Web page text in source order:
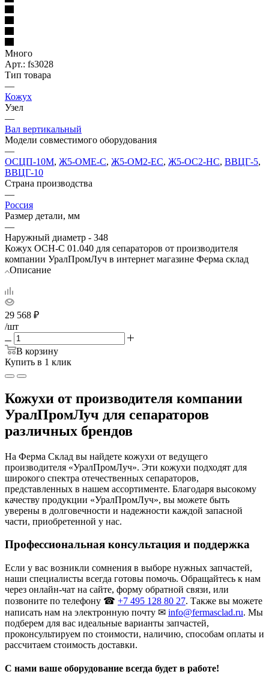
Много
Арт.: fs3028
Тип товара
—
Кожух
Узел
—
Вал вертикальный
Модели совместимого оборудования
—
ОСЦП-10М, Ж5-ОМЕ-С, Ж5-ОМ2-ЕС, Ж5-ОС2-НС, ВВЦГ-5,
ВВЦГ-10
Страна производства
—
Россия
Размер детали, мм
—
Наружный диаметр - 348
Кожух ОСН-С 01.040 для сепараторов от производителя
компании УралПромЛуч в интернет магазине Ферма склад
Описание
29 568 ₽
/шт
В корзину
Купить в 1 клик
Кожухи от производителя компании
УралПромЛуч для сепараторов
различных брендов
На Ферма Склад вы найдете кожухи от ведущего
производителя «УралПромЛуч». Эти кожухи подходят для
широкого спектра отечественных сепараторов,
представленных в нашем ассортименте. Благодаря высокому
качеству продукции «УралПромЛуч», вы можете быть
уверены в долговечности и надежности каждой запасной
части, приобретенной у нас.
Профессиональная консультация и поддержка
Если у вас возникли сомнения в выборе нужных запчастей,
наши специалисты всегда готовы помочь. Обращайтесь к нам
через онлайн-чат на сайте, форму обратной связи, или
позвоните по телефону ☎ +7 495 128 80 27. Также вы можете
написать нам на электронную почту ✉ info@fermasclad.ru. Мы
подберем для вас идеальные варианты запчастей,
проконсультируем по стоимости, наличию, способам оплаты и
рассчитаем стоимость доставки.
С нами ваше оборудование всегда будет в работе!